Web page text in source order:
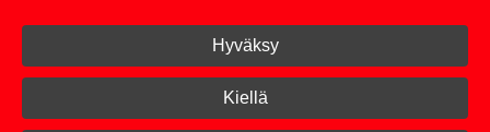
Toimitus- ja maksuehdot
Kirjaudu sisään
Hyväksy
Kiellä